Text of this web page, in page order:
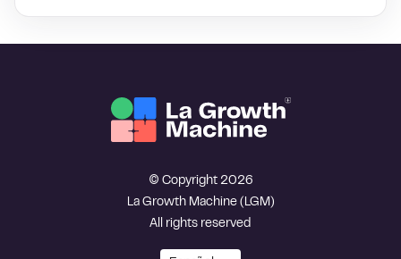
© Copyright 2026
La Growth Machine (LGM)
All rights reserved